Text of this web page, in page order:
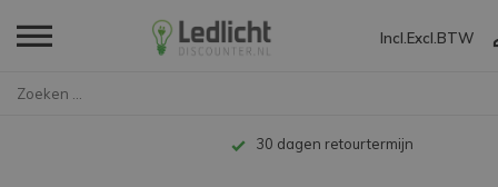
Incl. Excl. BTW
Tot 10 jaar garantie